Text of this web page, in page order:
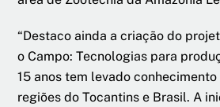
“Destaco ainda a criação do
o Campo: Tecnologias para
15 anos tem levado
regiões do Tocantins e Brasil. A